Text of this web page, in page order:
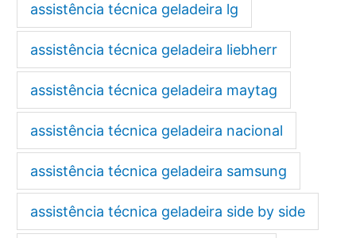
assistência técnica geladeira lg
assistência técnica geladeira liebherr
assistência técnica geladeira maytag
assistência técnica geladeira nacional
assistência técnica geladeira samsung
assistência técnica geladeira side by side